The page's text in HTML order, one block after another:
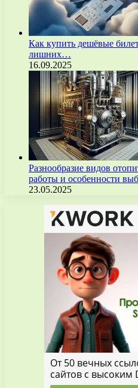
Как купить дешёвые
лишних…
16.09.2025
Разнообразие видов
работы и особенности
23.05.2025